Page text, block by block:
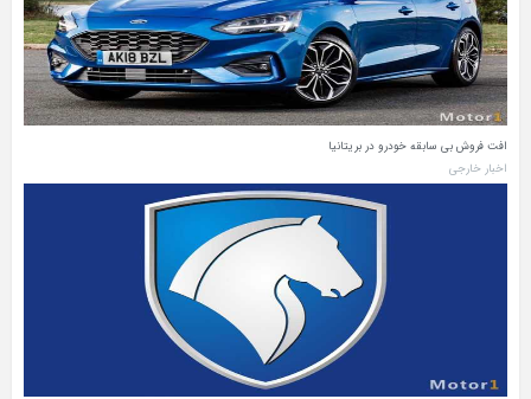
افت فروش بی سابقه خودرو در بریتانیا
اخبار خارجی